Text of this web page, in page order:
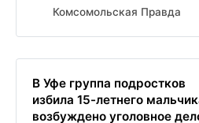
Комсомольская Правда
В Уфе группа подростков
избила 15-летнего
возбуждено уголовное